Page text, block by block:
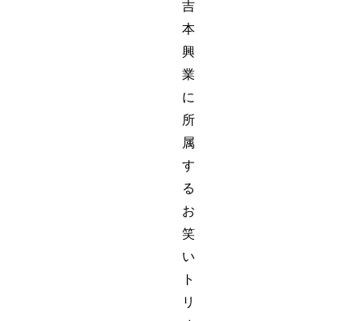
吉
本
興
業
に
所
属
す
る
お
笑
い
ト
リ